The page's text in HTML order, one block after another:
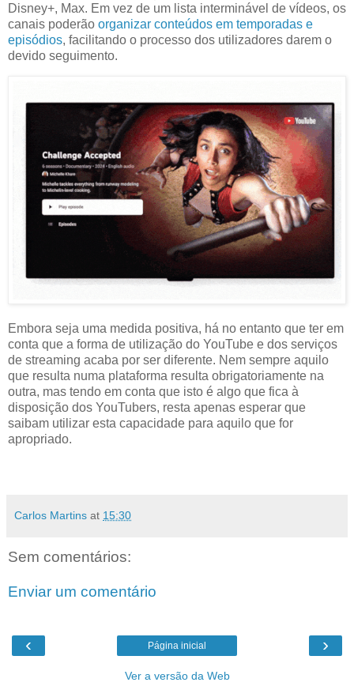
Disney+, Max. Em vez de um lista interminável de vídeos, os
canais poderão organizar conteúdos em temporadas e
episódios, facilitando o processo dos utilizadores darem o
devido seguimento.
Embora seja uma medida positiva, há no entanto que ter em
conta que a forma de utilização do YouTube e dos serviços
de streaming acaba por ser diferente. Nem sempre aquilo
que resulta numa plataforma resulta obrigatoriamente na
outra, mas tendo em conta que isto é algo que fica à
disposição dos YouTubers, resta apenas esperar que
saibam utilizar esta capacidade para aquilo que for
apropriado.
Carlos Martins at 15:30
Sem comentários:
Enviar um comentário
‹ ›
Página inicial
Ver a versão da Web